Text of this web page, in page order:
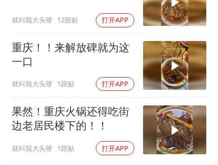
就叫我大头呀 12跟贴 打开APP
重庆！！来解放碑就为这
一口
就叫我大头呀 1跟贴 打开APP
果然！重庆火锅还得吃街
边老居民楼下的！！
就叫我大头呀 1跟贴 打开APP